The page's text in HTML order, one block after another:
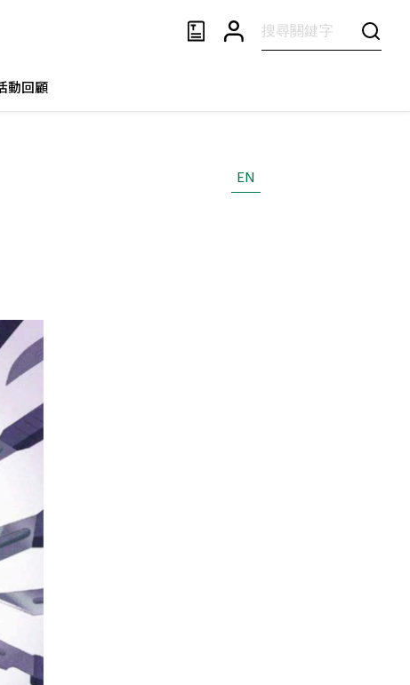
動回顧
EN